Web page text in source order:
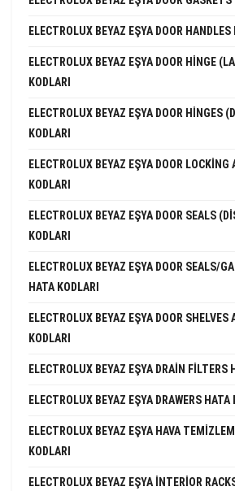
ELECTROLUX BEYAZ EŞYA DOOR HANDLES
ELECTROLUX BEYAZ EŞYA DOOR HINGE
KODLARI
ELECTROLUX BEYAZ EŞYA DOOR HINGES
KODLARI
ELECTROLUX BEYAZ EŞYA DOOR LOCKING
KODLARI
ELECTROLUX BEYAZ EŞYA DOOR SEALS
KODLARI
ELECTROLUX BEYAZ EŞYA DOOR SEALS/
HATA KODLARI
ELECTROLUX BEYAZ EŞYA DOOR SHELVES
KODLARI
ELECTROLUX BEYAZ EŞYA DRAIN FILTERS
ELECTROLUX BEYAZ EŞYA DRAWERS HATA
ELECTROLUX BEYAZ EŞYA HAVA
KODLARI
ELECTROLUX BEYAZ EŞYA INTERIOR